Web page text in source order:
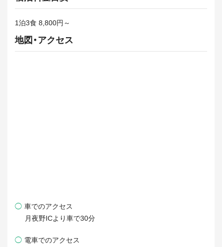
1泊3食 8,800円～
地図・アクセス
◯ 車でのアクセス
月夜野ICより車で30分
◯ 電車でのアクセス